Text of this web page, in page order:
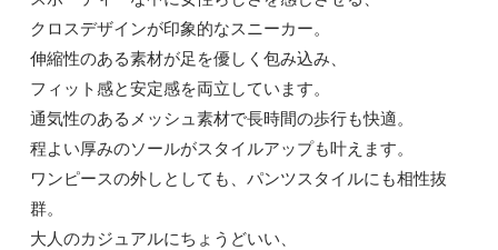
クロスデザインが印象的なスニーカー。
伸縮性のある素材が足を優しく包み込み、
フィット感と安定感を両立しています。
通気性のあるメッシュ素材で長時間の歩行も快適。
程よい厚みのソールがスタイルアップも叶えます。
ワンピースの外しとしても、パンツスタイルにも相性抜
群。
大人のカジュアルにちょうどいい、